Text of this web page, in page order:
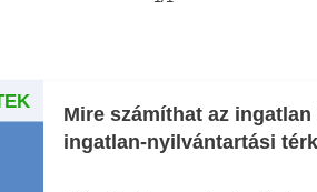
Mire számíthat az
ingatlan-nyilvántartási